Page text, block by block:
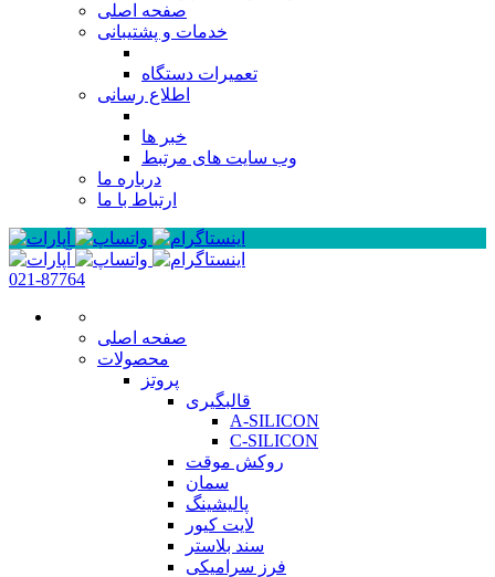
صفحه اصلی
خدمات و پشتیبانی
تعمیرات دستگاه
اطلاع رسانی
خبر ها
وب سایت های مرتبط
درباره ما
ارتباط با ما
021-87764
صفحه اصلی
محصولات
پروتز
قالبگیری
A-SILICON
C-SILICON
روکش موقت
سمان
پالیشینگ
لایت کیور
سند بلاستر
فرز سرامیکی